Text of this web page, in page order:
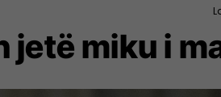
jetë miku i